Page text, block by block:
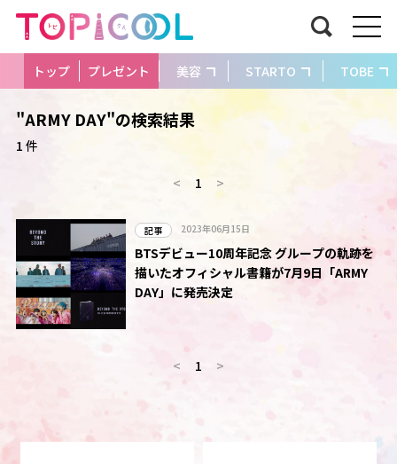
トップ プレゼント 美容 STARTO TOBE
"ARMY DAY"の検索結果
1 件
< 1 >
記事 2023年06月15日
BTSデビュー10周年記念 グループの軌跡を
描いたオフィシャル書籍が7月9日「ARMY
DAY」に発売決定
< 1 >